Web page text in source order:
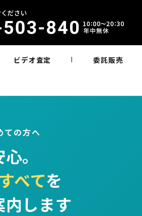
ビデオ査定 委託販売
ての方へ
。
べてを
します